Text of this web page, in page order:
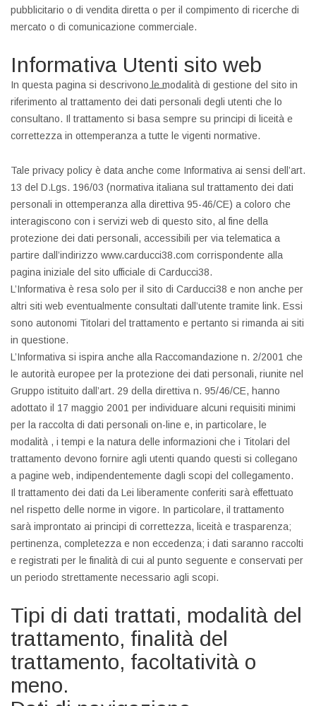
pubblicitario o di vendita diretta o per il compimento di ricerche di
mercato o di comunicazione commerciale.
Informativa Utenti sito web
In questa pagina si descrivono le modalità di gestione del sito in
riferimento al trattamento dei dati personali degli utenti che lo
consultano. Il trattamento si basa sempre su principi di liceità e
correttezza in ottemperanza a tutte le vigenti normative.
Tale privacy policy è data anche come Informativa ai sensi dell’art.
13 del D.Lgs. 196/03 (normativa italiana sul trattamento dei dati
personali in ottemperanza alla direttiva 95-46/CE) a coloro che
interagiscono con i servizi web di questo sito, al fine della
protezione dei dati personali, accessibili per via telematica a
partire dall’indirizzo www.carducci38.com corrispondente alla
pagina iniziale del sito ufficiale di Carducci38.
L’Informativa è resa solo per il sito di Carducci38 e non anche per
altri siti web eventualmente consultati dall’utente tramite link. Essi
sono autonomi Titolari del trattamento e pertanto si rimanda ai siti
in questione.
L’Informativa si ispira anche alla Raccomandazione n. 2/2001 che
le autorità europee per la protezione dei dati personali, riunite nel
Gruppo istituito dall’art. 29 della direttiva n. 95/46/CE, hanno
adottato il 17 maggio 2001 per individuare alcuni requisiti minimi
per la raccolta di dati personali on-line e, in particolare, le
modalità , i tempi e la natura delle informazioni che i Titolari del
trattamento devono fornire agli utenti quando questi si collegano
a pagine web, indipendentemente dagli scopi del collegamento.
Il trattamento dei dati da Lei liberamente conferiti sarà effettuato
nel rispetto delle norme in vigore. In particolare, il trattamento
sarà improntato ai principi di correttezza, liceità e trasparenza;
pertinenza, completezza e non eccedenza; i dati saranno raccolti
e registrati per le finalità di cui al punto seguente e conservati per
un periodo strettamente necessario agli scopi.
Tipi di dati trattati, modalità del
trattamento, finalità del
trattamento, facoltatività o
meno.